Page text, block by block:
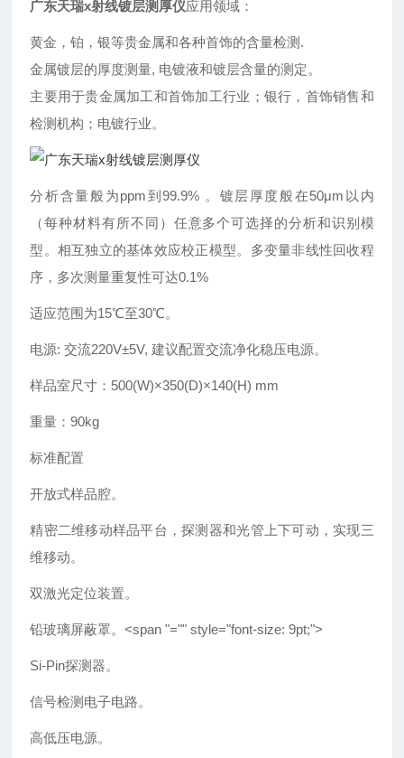
广东天瑞x射线镀层测厚仪应用领域：
黄金，铂，银等贵金属和各种首饰的含量检测.
金属镀层的厚度测量, 电镀液和镀层含量的测定。
主要用于贵金属加工和首饰加工行业；银行，首饰销售和
检测机构；电镀行业。
分析含量般为ppm到99.9% 。镀层厚度般在50μm以内
（每种材料有所不同）任意多个可选择的分析和识别模
型。相互独立的基体效应校正模型。多变量非线性回收程
序，多次测量重复性可达0.1%
适应范围为15℃至30℃。
电源: 交流220V±5V, 建议配置交流净化稳压电源。
样品室尺寸：500(W)×350(D)×140(H) mm
重量：90kg
标准配置
开放式样品腔。
精密二维移动样品平台，探测器和光管上下可动，实现三
维移动。
双激光定位装置。
铅玻璃屏蔽罩。<span "="" style="font-size: 9pt;">
Si-Pin探测器。
信号检测电子电路。
高低压电源。